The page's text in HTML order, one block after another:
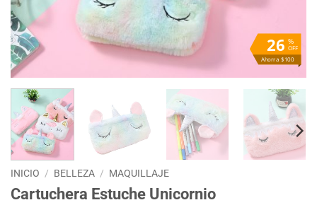
%
OFF
26
Ahorra $100
INICIO / BELLEZA / MAQUILLAJE
Cartuchera Estuche Unicornio